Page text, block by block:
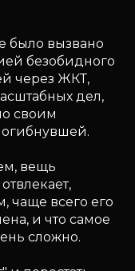
было вызвано
безобидного
через ЖКТ,
дел,
своим
вещь
чаще всего его
и что самое
сложно.